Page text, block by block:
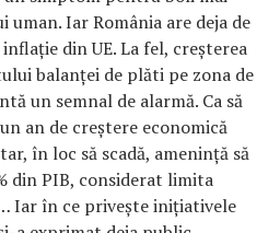
uman. Iar România are deja de
din UE. La fel, creșterea
balanței de plăti pe zona de
un semnal de alarmă. Ca să
an de creștere economică
în loc să scadă, amenință să
din PIB, considerat limita
Iar în ce privește inițiativele